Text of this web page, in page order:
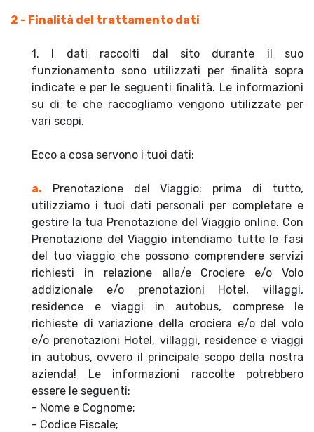
2 - Finalità del trattamento dati
1. I dati raccolti dal sito durante il suo
funzionamento sono utilizzati per finalità sopra
indicate e per le seguenti finalità. Le informazioni
su di te che raccogliamo vengono utilizzate per
vari scopi.
Ecco a cosa servono i tuoi dati:
a. Prenotazione del Viaggio: prima di tutto,
utilizziamo i tuoi dati personali per completare e
gestire la tua Prenotazione del Viaggio online. Con
Prenotazione del Viaggio intendiamo tutte le fasi
del tuo viaggio che possono comprendere servizi
richiesti in relazione alla/e Crociere e/o Volo
addizionale e/o prenotazioni Hotel, villaggi,
residence e viaggi in autobus, comprese le
richieste di variazione della crociera e/o del volo
e/o prenotazioni Hotel, villaggi, residence e viaggi
in autobus, ovvero il principale scopo della nostra
azienda! Le informazioni raccolte potrebbero
essere le seguenti:
- Nome e Cognome;
- Codice Fiscale;